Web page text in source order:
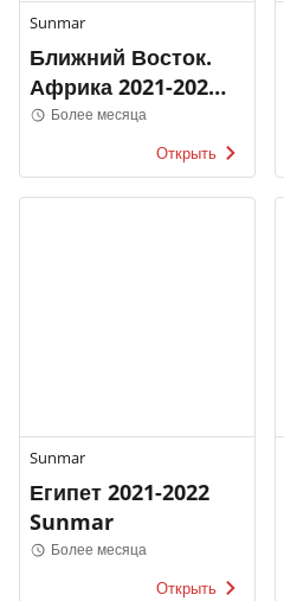
Sunmar
Ближний Восток.
Африка 2021-2022
Sunmar
Более месяца
Открыть
Sunmar
Египет 2021-2022
Sunmar
Более месяца
Открыть